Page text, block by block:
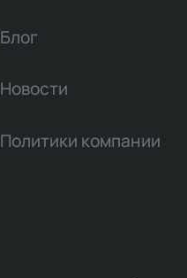
Блог
Новости
Политики компании